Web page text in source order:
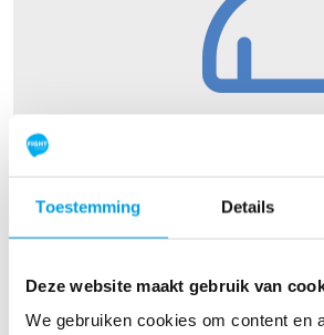
Toestemming Details
Deze website maakt gebruik van
We gebruiken cookies om content en
Arno Van